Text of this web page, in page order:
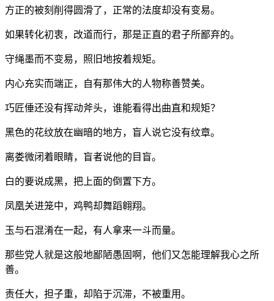
方正的被刻削得圆滑了，正常的法度却没有变易。
如果转化初衷，改道而行，那是正直的君子所鄙弃的。
守绳墨而不变易，照旧地按着规矩。
内心充实而端正，自有那伟大的人物称善赞美。
巧匠倕还没有挥动斧头，谁能看得出曲直和规矩？
黑色的花纹放在幽暗的地方，盲人说它没有纹章。
离娄微闭着眼睛，盲者说他的目盲。
白的要说成黑，把上面的倒置下方。
凤凰关进笼中，鸡鸭却舞蹈翱翔。
玉与石混淆在一起，有人拿来一斗而量。
那些党人就是这般地鄙陋愚固啊，他们又怎能理解我心之所
善。
责任大，担子重，却陷于沉滞，不被重用。